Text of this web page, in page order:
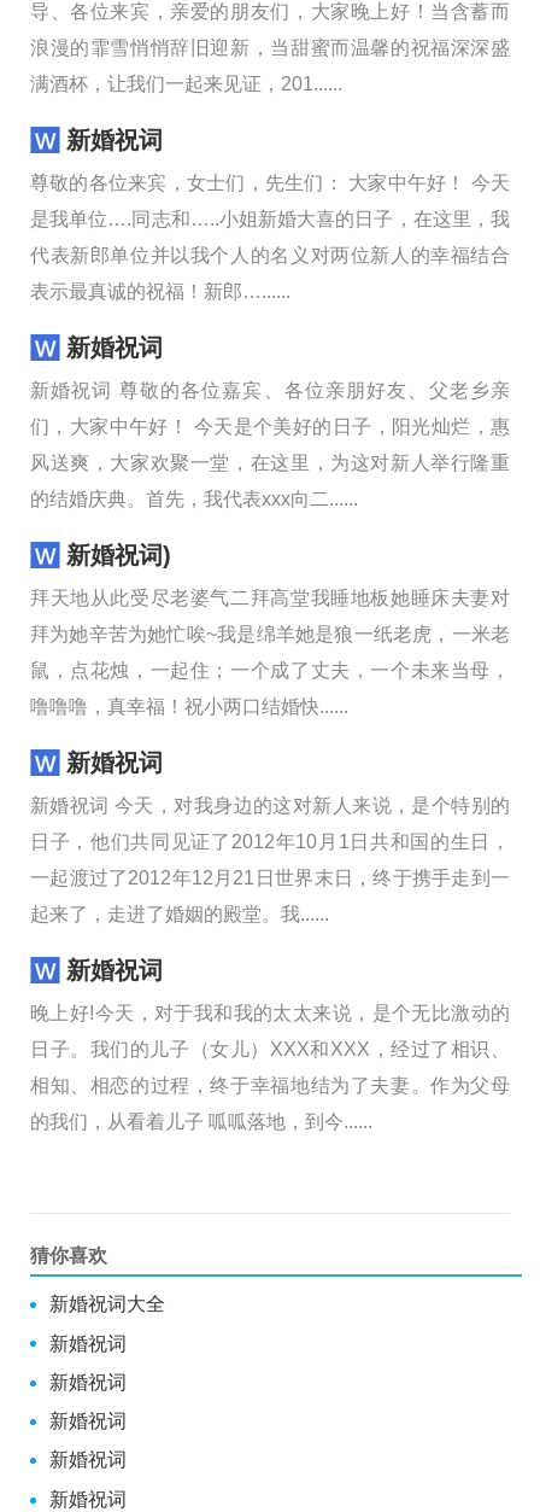
导、各位来宾，亲爱的朋友们，大家晚上好！当含蓄而
浪漫的霏雪悄悄辞旧迎新，当甜蜜而温馨的祝福深深盛
满酒杯，让我们一起来见证，201......
新婚祝词
尊敬的各位来宾，女士们，先生们： 大家中午好！ 今天
是我单位….同志和…..小姐新婚大喜的日子，在这里，我
代表新郎单位并以我个人的名义对两位新人的幸福结合
表示最真诚的祝福！新郎…......
新婚祝词
新婚祝词 尊敬的各位嘉宾、各位亲朋好友、父老乡亲
们，大家中午好！ 今天是个美好的日子，阳光灿烂，惠
风送爽，大家欢聚一堂，在这里，为这对新人举行隆重
的结婚庆典。首先，我代表xxx向二......
新婚祝词)
拜天地从此受尽老婆气二拜高堂我睡地板她睡床夫妻对
拜为她辛苦为她忙唉~我是绵羊她是狼一纸老虎，一米老
鼠，点花烛，一起住；一个成了丈夫，一个未来当母，
噜噜噜，真幸福！祝小两口结婚快......
新婚祝词
新婚祝词 今天，对我身边的这对新人来说，是个特别的
日子，他们共同见证了2012年10月1日共和国的生日，
一起渡过了2012年12月21日世界末日，终于携手走到一
起来了，走进了婚姻的殿堂。我......
新婚祝词
晚上好!今天，对于我和我的太太来说，是个无比激动的
日子。我们的儿子（女儿）XXX和XXX，经过了相识、
相知、相恋的过程，终于幸福地结为了夫妻。作为父母
的我们，从看着儿子 呱呱落地，到今......
猜你喜欢
新婚祝词大全
新婚祝词
新婚祝词
新婚祝词
新婚祝词
新婚祝词